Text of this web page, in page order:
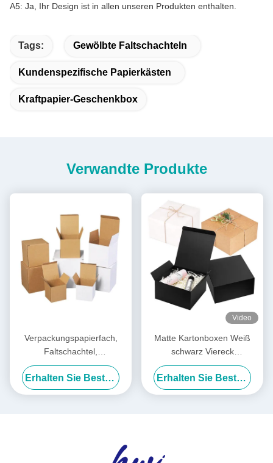
A5: Ja, Ihr Design ist in allen unseren Produkten enthalten.
Tags: Gewölbte Faltschachteln
Kundenspezifische Papierkästen
Kraftpapier-Geschenkbox
Verwandte Produkte
Verpackungspapierfach,
Faltschachtel,
Kraftpapierkarton,
Musterdruck, Wellpappefach
Erhalten Sie Besten Preis
Video
Matte Kartonboxen Weiß
schwarz Viereck
Geschenkbox Naturstärke
Verpackung
Erhalten Sie Besten Preis